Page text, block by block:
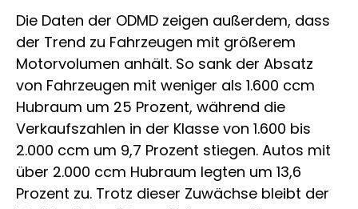
Die Daten der ODMD zeigen außerdem, dass
der Trend zu Fahrzeugen mit größerem
Motorvolumen anhält. So sank der Absatz
von Fahrzeugen mit weniger als 1.600 ccm
Hubraum um 25 Prozent, während die
Verkaufszahlen in der Klasse von 1.600 bis
2.000 ccm um 9,7 Prozent stiegen. Autos mit
über 2.000 ccm Hubraum legten um 13,6
Prozent zu. Trotz dieser Zuwächse bleibt der